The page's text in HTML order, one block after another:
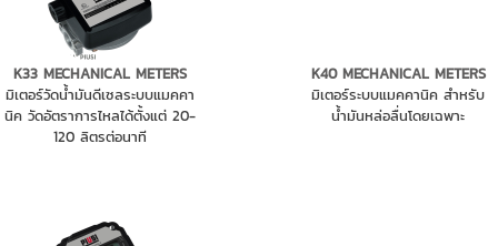
K33 MECHANICAL METERS
มิเตอร์วัดน้ำมันดีเซลระบบแมคคา
นิค วัดอัตราการไหลได้ตั้งแต่ 20-
120 ลิตรต่อนาที
K40 MECHANICAL METERS
มิเตอร์ระบบแมคคานิค สำหรับ
น้ำมันหล่อลื่นโดยเฉพาะ